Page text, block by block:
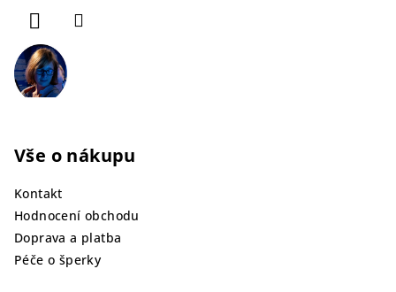
Vše o nákupu
Kontakt
Hodnocení obchodu
Doprava a platba
Péče o šperky